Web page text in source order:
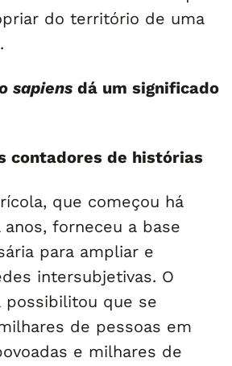
do território de uma
sapiens dá um significado
contadores de histórias
que começou há
forneceu a base
para ampliar e
intersubjetivas. O
possibilitou que se
de pessoas em
e milhares de